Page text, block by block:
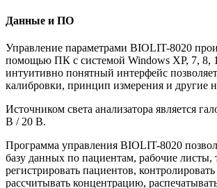
Данные и ПО
Управление параметрами BIOLIT-8020
помощью ПК с системой Windows ХР, 7, 8,
интуитивно понятный интерфейс
калибровки, принцип измерения и другие
Источником света анализатора является
В / 20 В.
Программа управления BIOLIT-8020
базу данных по пациентам, рабочие листы,
регистрировать пациентов,
рассчитывать концентрацию,